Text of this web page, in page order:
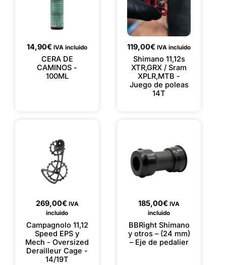
14,90€ IVA incluido
CERA DE
CAMINOS -
100ML
119,00€ IVA incluido
Shimano 11,12s
XTR,GRX / Sram
XPLR,MTB -
Juego de poleas
14T
269,00€ IVA
incluido
Campagnolo 11,12
Speed EPS y
Mech - Oversized
Derailleur Cage -
14/19T
185,00€ IVA
incluido
BBRight Shimano
y otros – (24 mm)
– Eje de pedalier